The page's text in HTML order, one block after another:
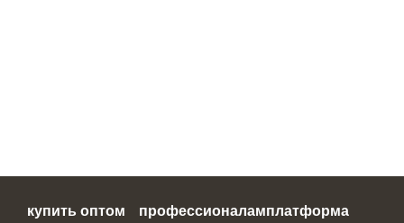
купить оптом профессионаламплатформа